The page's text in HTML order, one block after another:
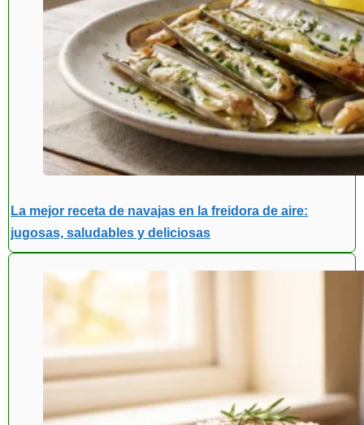
La mejor receta de navajas en la freidora de aire:
jugosas, saludables y deliciosas